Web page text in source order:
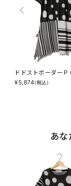
ドドストボーダーＰ
¥5,874(税込)
あな